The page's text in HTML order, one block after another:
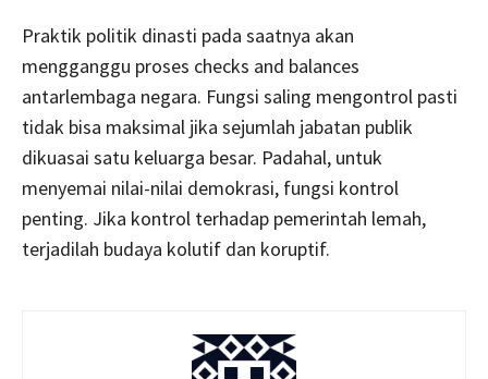
Praktik politik dinasti pada saatnya akan
mengganggu proses checks and balances
antarlembaga negara. Fungsi saling mengontrol pasti
tidak bisa maksimal jika sejumlah jabatan publik
dikuasai satu keluarga besar. Padahal, untuk
menyemai nilai-nilai demokrasi, fungsi kontrol
penting. Jika kontrol terhadap pemerintah lemah,
terjadilah budaya kolutif dan koruptif.